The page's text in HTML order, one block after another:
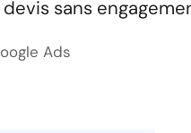
sans
Ads